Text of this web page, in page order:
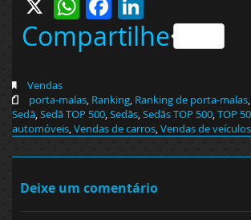
Compartilhe
Vendas
porta-malas, Ranking, Ranking de porta-malas,
Sedã,Sedã TOP 500,Sedãs,Sedãs TOP 500,TOP
automóveis,Vendas de carros,Vendas de veículos
Deixe um comentário